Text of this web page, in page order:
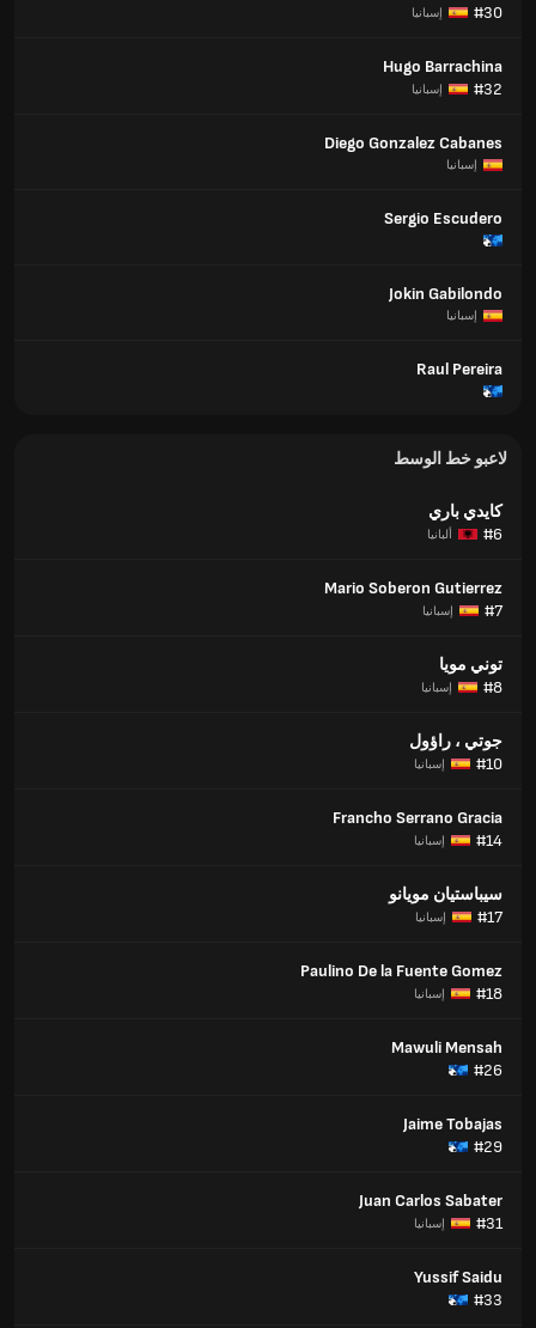
#30
إسبانيا
Hugo Barrachina
#32
إسبانيا
Diego Gonzalez Cabanes
إسبانيا
Sergio Escudero
Jokin Gabilondo
إسبانيا
Raul Pereira
لاعبو خط الوسط
كايدي باري
#6
ألبانيا
Mario Soberon Gutierrez
#7
إسبانيا
توني مويا
#8
إسبانيا
جوتي ، راؤول
#10
إسبانيا
Francho Serrano Gracia
#14
إسبانيا
سيباستيان مويانو
#17
إسبانيا
Paulino De la Fuente Gomez
#18
إسبانيا
Mawuli Mensah
#26
Jaime Tobajas
#29
Juan Carlos Sabater
#31
إسبانيا
Yussif Saidu
#33